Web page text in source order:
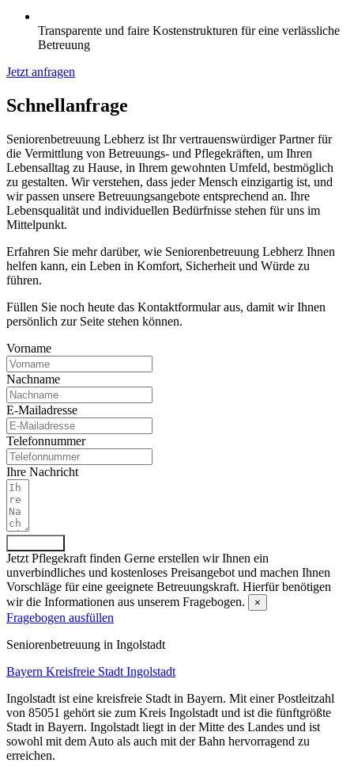
Transparente und faire Kostenstrukturen für eine verlässliche
Betreuung
Jetzt anfragen
Schnell­anfrage
Seniorenbetreuung Lebherz ist Ihr vertrauenswürdiger Partner für
die Vermittlung von Betreuungs- und Pflegekräften, um Ihren
Lebensalltag zu Hause, in Ihrem gewohnten Umfeld, bestmöglich
zu gestalten. Wir verstehen, dass jeder Mensch einzigartig ist, und
wir passen unsere Betreuungsangebote entsprechend an. Ihre
Lebensqualität und individuellen Bedürfnisse stehen für uns im
Mittelpunkt.
Erfahren Sie mehr darüber, wie Seniorenbetreuung Lebherz Ihnen
helfen kann, ein Leben in Komfort, Sicherheit und Würde zu
führen.
Füllen Sie noch heute das Kontaktformular aus, damit wir Ihnen
persönlich zur Seite stehen können.
Vorname
Nachname
E-Mailadresse
Telefonnummer
Ihre Nachricht
Jetzt Pflegekraft finden Gerne erstellen wir Ihnen ein
unverbindliches und kostenloses Preisangebot und machen Ihnen
Vorschläge für eine geeignete Betreuungskraft. Hierfür benötigen
wir die Informationen aus unserem Fragebogen.
×
Fragebogen ausfüllen
Senioren­betreuung in Ingolstadt
Bayern Kreisfreie Stadt Ingolstadt
Ingolstadt ist eine kreisfreie Stadt in Bayern. Mit einer Postleitzahl
von 85051 gehört sie zum Kreis Ingolstadt und ist die fünftgrößte
Stadt in Bayern. Ingolstadt liegt in der Mitte des Landes und ist
sowohl mit dem Auto als auch mit der Bahn hervorragend zu
erreichen.